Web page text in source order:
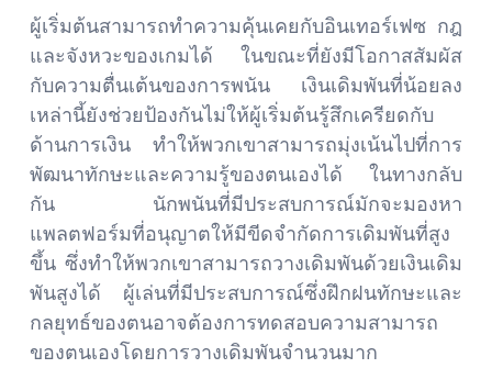
ผู้เริ่มต้นสามารถทำความคุ้นเคยกับอินเทอร์เฟซ กฎ
และจังหวะของเกมได้ ในขณะที่ยังมีโอกาสสัมผัส
กับความตื่นเต้นของการพนัน เงินเดิมพันที่น้อยลง
เหล่านี้ยังช่วยป้องกันไม่ให้ผู้เริ่มต้นรู้สึกเครียดกับ
ด้านการเงิน ทำให้พวกเขาสามารถมุ่งเน้นไปที่การ
พัฒนาทักษะและความรู้ของตนเองได้ ในทางกลับ
กัน นักพนันที่มีประสบการณ์มักจะมองหา
แพลตฟอร์มที่อนุญาตให้มีขีดจำกัดการเดิมพันที่สูง
ขึ้น ซึ่งทำให้พวกเขาสามารถวางเดิมพันด้วยเงินเดิม
พันสูงได้ ผู้เล่นที่มีประสบการณ์ซึ่งฝึกฝนทักษะและ
กลยุทธ์ของตนอาจต้องการทดสอบความสามารถ
ของตนเองโดยการวางเดิมพันจำนวนมาก